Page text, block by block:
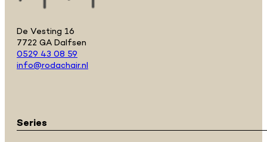
De Vesting 16
7722 GA Dalfsen
0529 43 08 59
info@rodachair.nl
Series